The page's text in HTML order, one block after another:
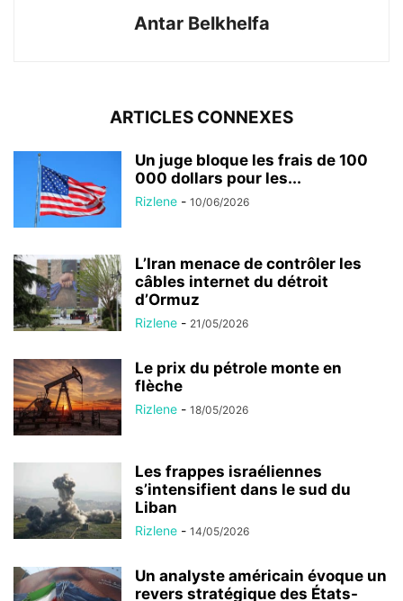
Antar Belkhelfa
ARTICLES CONNEXES
Un juge bloque les frais de 100
000 dollars pour les...
Rizlene - 10/06/2026
L’Iran menace de contrôler les
câbles internet du détroit
d’Ormuz
Rizlene - 21/05/2026
Le prix du pétrole monte en
flèche
Rizlene - 18/05/2026
Les frappes israéliennes
s’intensifient dans le sud du
Liban
Rizlene - 14/05/2026
Un analyste américain évoque un
revers stratégique des États-